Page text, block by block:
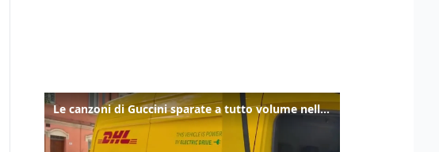
Le canzoni di Guccini sparate a tutto volume nella strada dove abitava